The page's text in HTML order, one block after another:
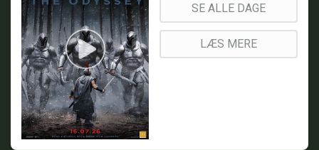
SE ALLE DAGE
LÆS MERE